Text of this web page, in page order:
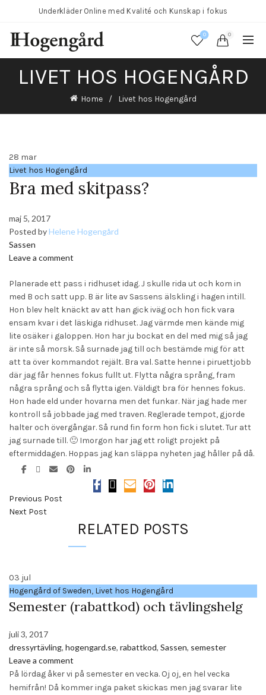
Underkläder Online med Kvalité och Kunskap i fokus
0 0
LIVET HOS HOGENGÅRD
Home Livet hos Hogengård
28 mar
Livet hos Hogengård
Bra med skitpass?
maj 5, 2017
Posted byHelene Hogengård
Sassen
Leave a comment
Planerade ett pass i ridhuset idag. J skulle rida ut och kom in
med B och satt upp. B är lite av Sassens älskling i hagen intill.
Hon blev helt knäckt av att han gick iväg och hon fick vara
ensam kvar i det läskiga ridhuset. Jag värmde men kände mig
lite osäker i galoppen. Hon har ju bockat en del med mig så jag
är inte så morsk. Så surnade jag till och bestämde mig för att
att ta över kommandot rejält. Bra val. Satte henne i piruettjobb
där jag får hennes fokus fullt ut. Flytta några språng, fram
några språng och så flytta igen. Väldigt bra för hennes fokus.
Hon hade eld under hovarna men det funkar. När jag hade mer
kontroll så jobbade jag med traven. Reglerade tempot, gjorde
halter och övergångar. Så rund fin form hon fick i slutet. Tur att
jag surnade till. 🙂 Imorgon har jag ett roligt projekt på
eftermiddagen. Hoppas jag kan släppa nyheten jag håller på då.
Previous Post
Next Post
RELATED POSTS
03 jul
Hogengård of Sweden, Livet hos Hogengård
Semester (rabattkod) och tävlingshelg
juli 3, 2017
dressyrtävling, hogengard.se, rabattkod, Sassen, semester
Leave a comment
På lördag åker vi på semester en vecka. Oj oj, en hel vecka
hemifrån! Då kommer inga paket skickas men jag svarar lite